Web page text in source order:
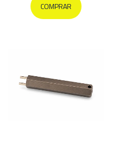
COMPRAR